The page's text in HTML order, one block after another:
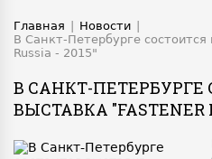
Главная Новости
В Санкт-Петербурге состоится
Russia - 2015"
В САНКТ-ПЕТЕРБУРГЕ
ВЫСТАВКА "FASTENER